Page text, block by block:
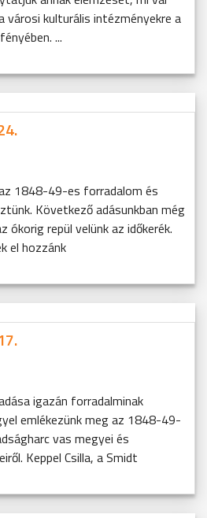
városi kulturális intézményekre a
...
1848-49-es forradalom és
Következő adásunkban még
ókorig repül velünk az időkerék.
el hozzánk
igazán forradalminak
emlékezünk meg az 1848-49-
vas megyei és
Keppel Csilla, a Smidt